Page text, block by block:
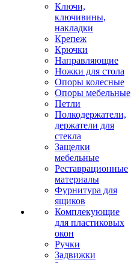
Ключи,
ключивины,
накладки
Крепеж
Крючки
Направляющие
Ножки для стола
Опоры колесные
Опоры мебельные
Петли
Полкодержатели,
держатели для
стекла
Защелки
мебельные
Реставрационные
материалы
Фурнитура для
ящиков
Комплекующие
для пластиковых
окон
Ручки
Задвижки